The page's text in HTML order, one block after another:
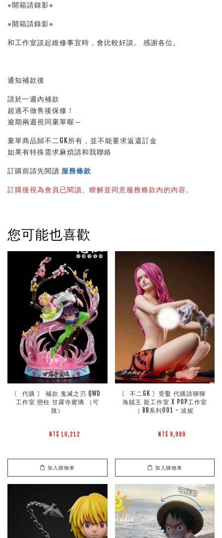
※開箱請錄影※
※開箱請錄影※
和工作室談起維修事宜時，會比較好談。 感謝各位。
通知補款後
請於一週內補款
超過不做售後保修！
逾期兩週視同棄單喔～
棄單商品歸不二GK所有，並不能要求返還訂金
如果有特殊需求麻煩請和我聯絡
訂購前請先閱讀 服務條款
訂購後視為會員已閱讀、瞭解並同意服務條款內的內容。
您可能也喜歡
〘 代購 〙 補款 鬼滅之刃 QWD
工作室 戀柱 甘露寺蜜璃 （可
脫）
NT$ 10,212
加入購物車
〘 不二GK 〙受鑿 代購請聊聊
海賊王 龍工作室 X POP工作室
｜BB系列001 - 波妮
NT$ 9,999
加入購物車